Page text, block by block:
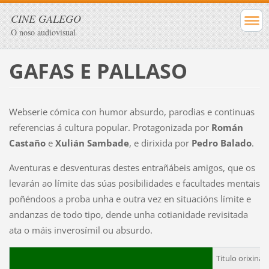
CINE GALEGO
O noso audiovisual
GAFAS E PALLASO
Webserie cómica con humor absurdo, parodias e continuas
referencias á cultura popular. Protagonizada por Román
Castañoe Xulián Sambade, e dirixida por Pedro Balado.
Aventuras e desventuras destes entrañábeis amigos, que os
levarán ao límite das súas posibilidades e facultades mentais
poñéndoos a proba unha e outra vez en situacións límite e
andanzas de todo tipo, dende unha cotianidade revisitada
ata o máis inverosímil ou absurdo.
Titulo orixinal: